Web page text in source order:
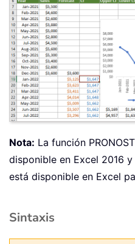
Nota: La función
disponible en Excel 2016
está disponible en Excel
Sintaxis